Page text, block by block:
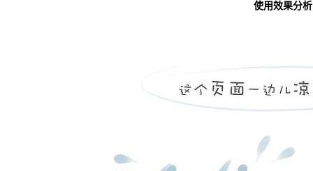
使用效果分析